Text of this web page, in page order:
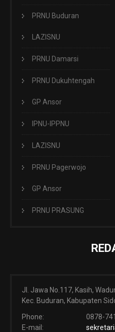
PRNU Buduran
LAZISNU
PRNU Damarsi
PRNU Dukuhtengah
GP Ansor
IPNU-IPPNU
LAZISNU
PRNU Pagerwojo
GP Ansor
PRNU PRASUNG
Jl. Jawa No.117, Kasih,
Kec. Buduran, Kabupaten
Phone:
0878-
E-mail: